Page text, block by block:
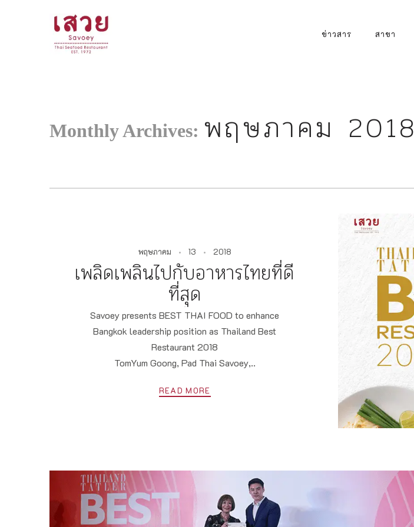
Primary
ข่าวสาร สาขา
Monthly Archives: พฤษภาคม 2018
พฤษภาคม 13 2018
เพลิดเพลินไปกับอาหารไทยที่ดี
ที่สุด
✻
Savoey presents BEST THAI FOOD to enhance
Bangkok leadership position as Thailand Best
Restaurant 2018
TomYum Goong, Pad Thai Savoey,..
READ MORE